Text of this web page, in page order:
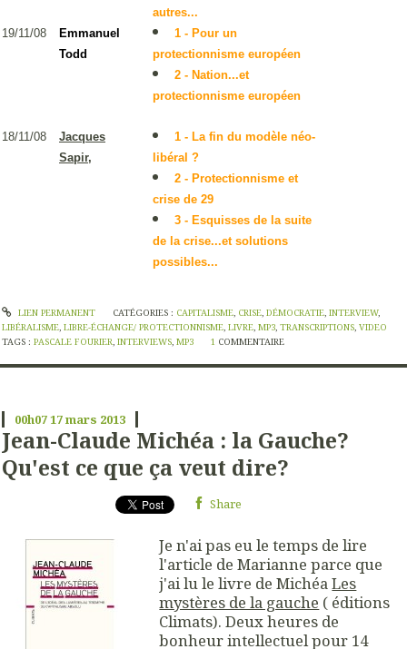
autres...
19/11/08
Emmanuel
Todd
1 - Pour un
protectionnisme européen
2 - Nation...et
protectionnisme européen
18/11/08
Jacques
Sapir,
1 - La fin du modèle néo-
libéral ?
2 - Protectionnisme et
crise de 29
3 - Esquisses de la suite
de la crise...et solutions
possibles...
LIEN PERMANENT CATÉGORIES : CAPITALISME, CRISE, DÉMOCRATIE, INTERVIEW,
LIBÉRALISME, LIBRE-ÉCHANGE/ PROTECTIONNISME, LIVRE, MP3, TRANSCRIPTIONS, VIDEO
TAGS : PASCALE FOURIER, INTERVIEWS, MP3 1 COMMENTAIRE
00h0717mars 2013
Jean-Claude Michéa : la Gauche?
Qu'est ce que ça veut dire?
Share
Je n'ai pas eu le temps de lire
l'article de Marianne parce que
j'ai lu le livre de MichéaLes
mystères de la gauche ( éditions
Climats). Deux heures de
bonheur intellectuel pour 14